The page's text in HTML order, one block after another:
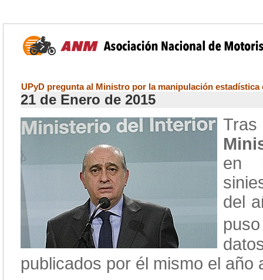
UPyD pregunta al Ministro por la manipulación estadística
21 de Enero de 2015
en
del
publicados por él mismo el año